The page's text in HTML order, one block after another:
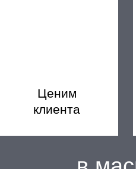
Ценим
клиента
в